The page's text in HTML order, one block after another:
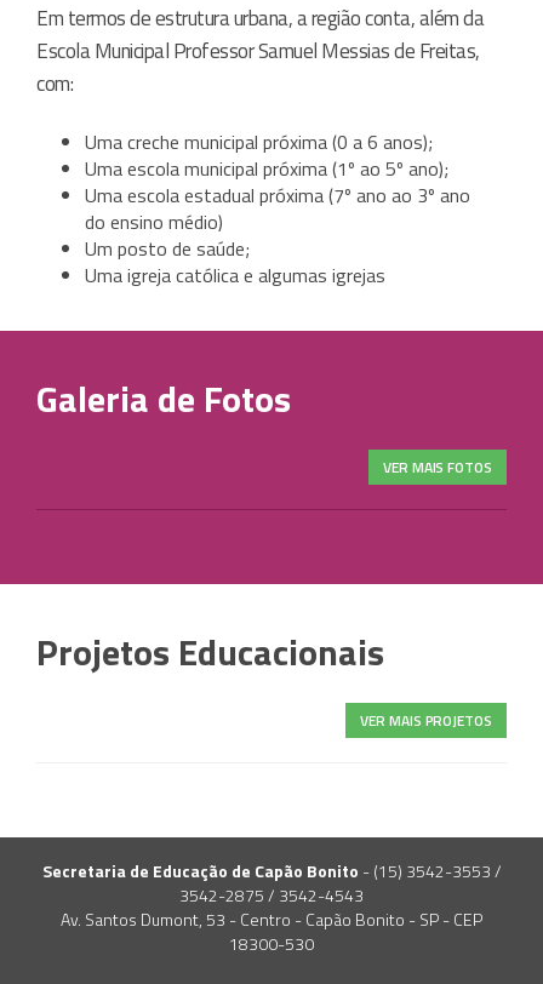
Em termos de estrutura urbana, a região conta, além da
Escola Municipal Professor Samuel Messias de Freitas,
com:
Uma creche municipal próxima (0 a 6 anos);
Uma escola municipal próxima (1º ao 5º ano);
Uma escola estadual próxima (7º ano ao 3º ano
do ensino médio)
Um posto de saúde;
Uma igreja católica e algumas igrejas
Um templo maçônico;
Sabesp;
Distribuição de energia elétrica – Elektro;
Serviço de internet via rádio e discada;
Supermercado e alguns bares;
Dois restaurantes;
Algumas lojas (Autopeças, vestuário, padaria
Galeria de Fotos
VER MAIS FOTOS
Projetos Educacionais
VER MAIS PROJETOS
Secretaria de Educação de Capão Bonito - (15) 3542-3553 /
3542-2875 / 3542-4543
Av. Santos Dumont, 53 - Centro - Capão Bonito - SP - CEP
18300-530